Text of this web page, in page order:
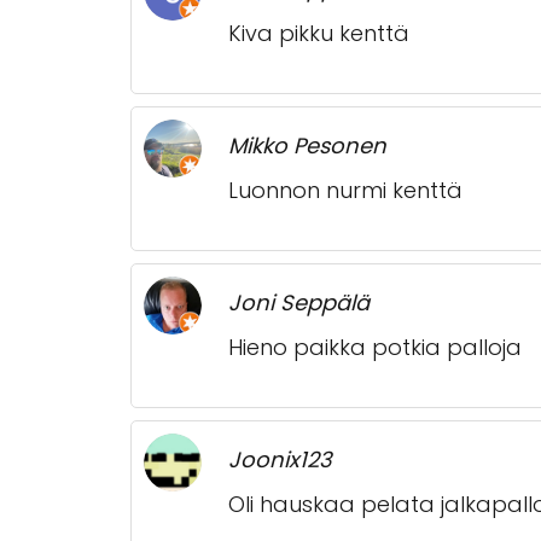
Kiva pikku kenttä
Mikko Pesonen
Luonnon nurmi kenttä
Joni Seppälä
Hieno paikka potkia palloja
Joonix123
Oli hauskaa pelata